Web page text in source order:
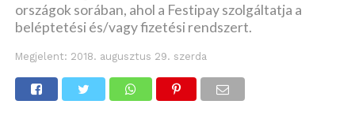
országok sorában, ahol a Festipay szolgáltatja a
beléptetési és/vagy fizetési rendszert.
Megjelent: 2018. augusztus 29. szerda